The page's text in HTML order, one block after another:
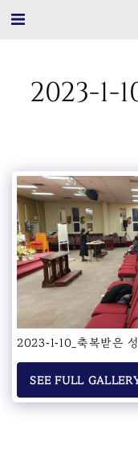
2023-1-
2023-1-10_축복받은
SEE FULL